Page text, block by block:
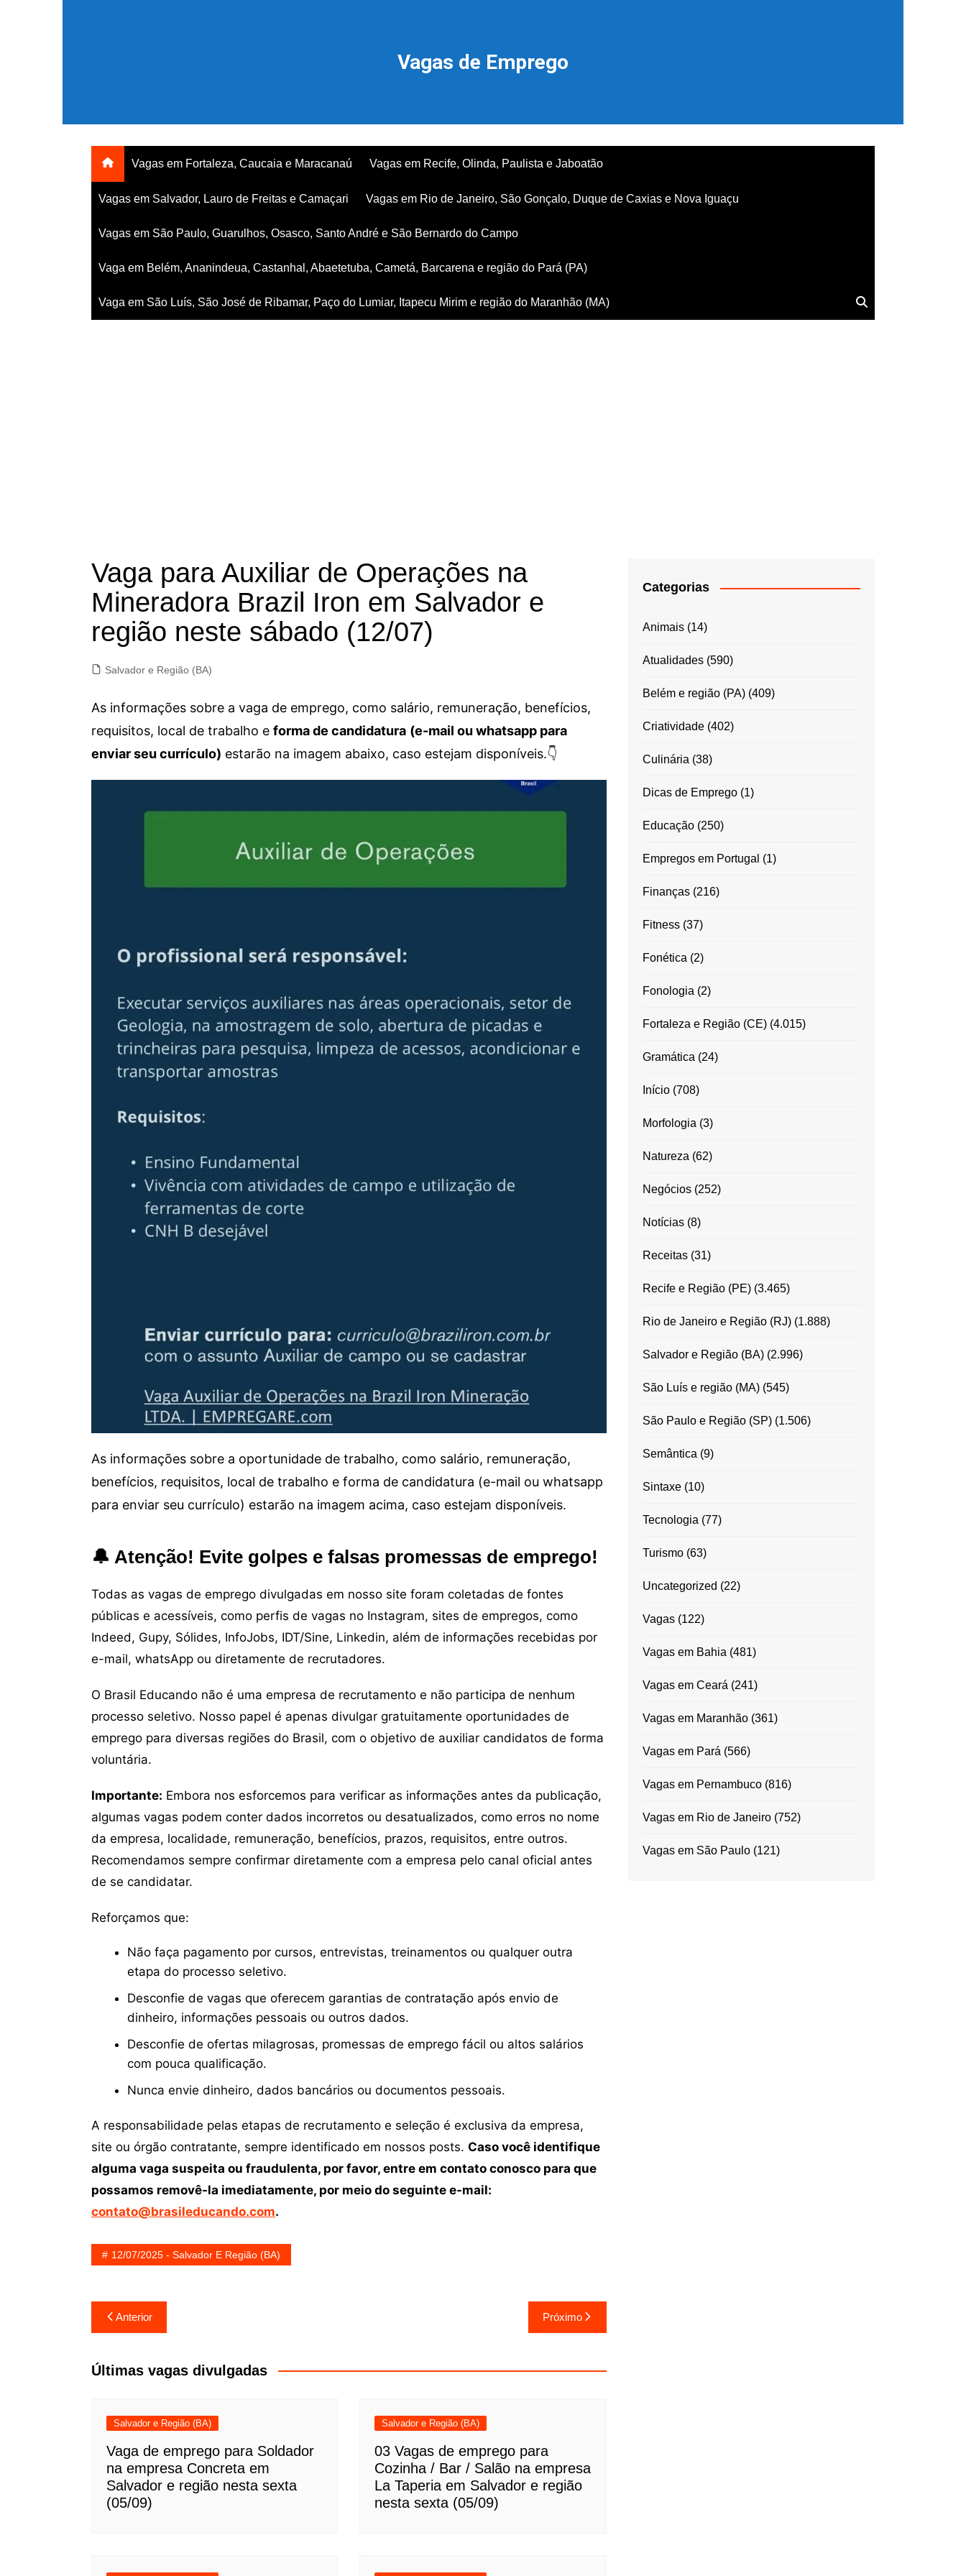
Vagas de Emprego
Vagas em Fortaleza, Caucaia e Maracanaú Vagas em Recife, Olinda, Paulista e Jaboatão
Vagas em Salvador, Lauro de Freitas e Camaçari Vagas em Rio de Janeiro, São Gonçalo, Duque de Caxias e Nova Iguaçu
Vagas em São Paulo, Guarulhos, Osasco, Santo André e São Bernardo do Campo
Vaga em Belém, Ananindeua, Castanhal, Abaetetuba, Cametá, Barcarena e região do Pará (PA)
Vaga em São Luís, São José de Ribamar, Paço do Lumiar, Itapecu Mirim e região do Maranhão (MA)
Vaga para Auxiliar de Operações na
Mineradora Brazil Iron em Salvador e
região neste sábado (12/07)
Salvador e Região (BA)
As informações sobre a vaga de emprego, como salário, remuneração, benefícios,
requisitos, local de trabalho e forma de candidatura (e-mail ou whatsapp para
enviar seu currículo) estarão na imagem abaixo, caso estejam disponíveis.👇
As informações sobre a oportunidade de trabalho, como salário, remuneração,
benefícios, requisitos, local de trabalho e forma de candidatura (e-mail ou whatsapp
para enviar seu currículo) estarão na imagem acima, caso estejam disponíveis.
🔔 Atenção! Evite golpes e falsas promessas de emprego!
Todas as vagas de emprego divulgadas em nosso site foram coletadas de fontes
públicas e acessíveis, como perfis de vagas no Instagram, sites de empregos, como
Indeed, Gupy, Sólides, InfoJobs, IDT/Sine, Linkedin, além de informações recebidas por
e-mail, whatsApp ou diretamente de recrutadores.
O Brasil Educando não é uma empresa de recrutamento e não participa de nenhum
processo seletivo. Nosso papel é apenas divulgar gratuitamente oportunidades de
emprego para diversas regiões do Brasil, com o objetivo de auxiliar candidatos de forma
voluntária.
Importante: Embora nos esforcemos para verificar as informações antes da publicação,
algumas vagas podem conter dados incorretos ou desatualizados, como erros no nome
da empresa, localidade, remuneração, benefícios, prazos, requisitos, entre outros.
Recomendamos sempre confirmar diretamente com a empresa pelo canal oficial antes
de se candidatar.
Reforçamos que:
Não faça pagamento por cursos, entrevistas, treinamentos ou qualquer outra
etapa do processo seletivo.
Desconfie de vagas que oferecem garantias de contratação após envio de
dinheiro, informações pessoais ou outros dados.
Desconfie de ofertas milagrosas, promessas de emprego fácil ou altos salários
com pouca qualificação.
Nunca envie dinheiro, dados bancários ou documentos pessoais.
A responsabilidade pelas etapas de recrutamento e seleção é exclusiva da empresa,
site ou órgão contratante, sempre identificado em nossos posts. Caso você identifique
alguma vaga suspeita ou fraudulenta, por favor, entre em contato conosco para que
possamos removê-la imediatamente, por meio do seguinte e-mail:
contato@brasileducando.com.
12/07/2025 - Salvador E Região (BA)
Navegação
de
Post
Anterior Próximo
Últimas vagas divulgadas
Salvador e Região (BA)
Vaga de emprego para Soldador
na empresa Concreta em
Salvador e região nesta sexta
(05/09)
Salvador e Região (BA)
03 Vagas de emprego para
Cozinha / Bar / Salão na empresa
La Taperia em Salvador e região
nesta sexta (05/09)
Categorias
Animais(14)
Atualidades(590)
Belém e região (PA)(409)
Criatividade(402)
Culinária (38)
Dicas de Emprego(1)
Educação(250)
Empregos em Portugal (1)
Finanças(216)
Fitness(37)
Fonética (2)
Fonologia (2)
Fortaleza e Região (CE)(4.015)
Gramática (24)
Início(708)
Morfologia (3)
Natureza (62)
Negócios(252)
Notícias(8)
Receitas(31)
Recife e Região (PE)(3.465)
Rio de Janeiro e Região (RJ)(1.888)
Salvador e Região (BA)(2.996)
São Luís e região (MA)(545)
São Paulo e Região (SP)(1.506)
Semântica (9)
Sintaxe(10)
Tecnologia (77)
Turismo(63)
Uncategorized (22)
Vagas(122)
Vagas em Bahia (481)
Vagas em Ceará (241)
Vagas em Maranhão(361)
Vagas em Pará (566)
Vagas em Pernambuco(816)
Vagas em Rio de Janeiro(752)
Vagas em São Paulo(121)